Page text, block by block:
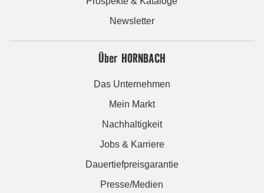
Newsletter
Über HORNBACH
Das Unternehmen
Mein Markt
Nachhaltigkeit
Jobs & Karriere
Dauertiefpreisgarantie
Presse/Medien